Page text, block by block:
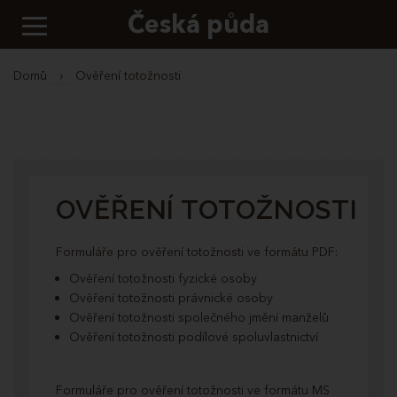
Česká půda
Domů › Ověření totožnosti
OVĚŘENÍ TOTOŽNOSTI
Formuláře pro ověření totožnosti ve formátu PDF:
Ověření totožnosti fyzické osoby
Ověření totožnosti právnické osoby
Ověření totožnosti společného jmění manželů
Ověření totožnosti podílové spoluvlastnictví
Formuláře pro ověření totožnosti ve formátu MS